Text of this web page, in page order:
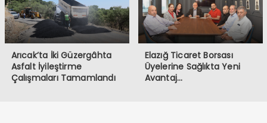
Arıcak’ta İki Güzergâhta
Asfalt İyileştirme
Çalışmaları Tamamlandı
Elazığ Ticaret Borsası
Üyelerine Sağlıkta Yeni
Avantaj…